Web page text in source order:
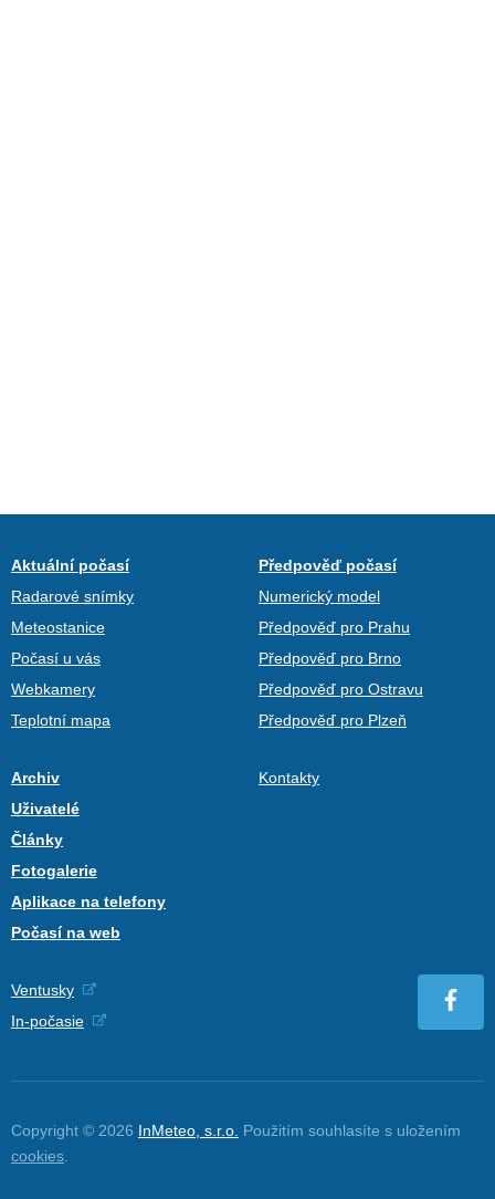
Aktuální počasí
Radarové snímky
Meteostanice
Počasí u vás
Webkamery
Teplotní mapa
Předpověď počasí
Numerický model
Předpověď pro Prahu
Předpověď pro Brno
Předpověď pro Ostravu
Předpověď pro Plzeň
Archiv
Uživatelé
Články
Fotogalerie
Aplikace na telefony
Počasí na web
Kontakty
Ventusky
In-počasie
Copyright © 2026 InMeteo, s.r.o. Použitím souhlasíte s uložením
cookies